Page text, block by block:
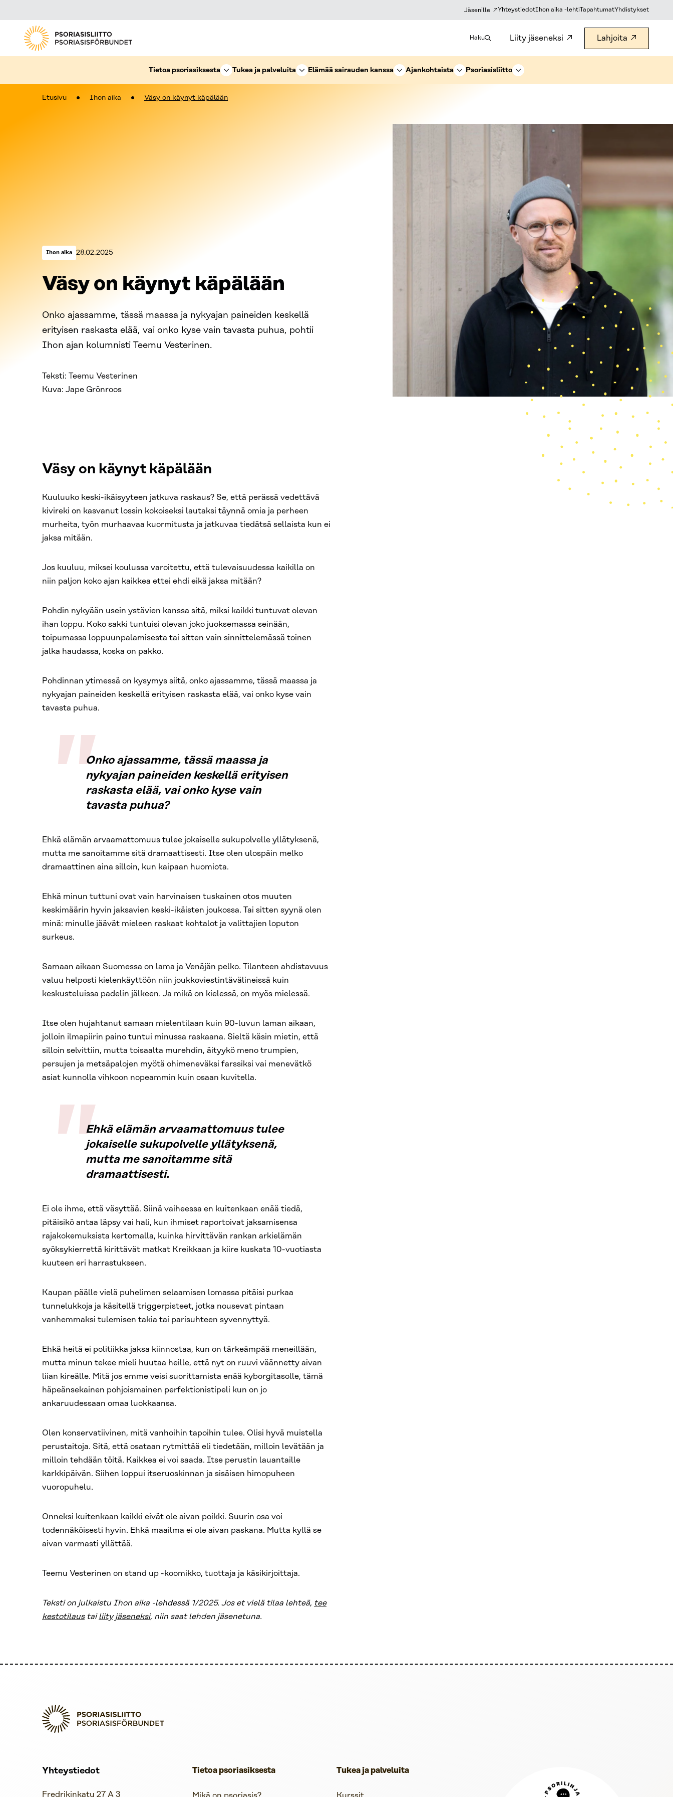
Jäsenille YhteystiedotIhon aika -lehtiTapahtumatYhdistykset
Haku Liity jäseneksi Lahjoita
Tietoa psoriasiksesta Tukea ja palveluita Elämää sairauden kanssa Ajankohtaista Psoriasisliitto
Etusivu Ihon aika Väsy on käynyt käpälään
Kategoriat:
Ihon aika Julkaistu:
28.02.2025
Väsy on käynyt käpälään
Onko ajassamme, tässä maassa ja nykyajan paineiden keskellä
erityisen raskasta elää, vai onko kyse vain tavasta puhua, pohtii
Ihon ajan kolumnisti Teemu Vesterinen.
Teksti: Teemu Vesterinen
Kuva: Jape Grönroos
Väsy on käynyt käpälään
Kuuluuko keski-ikäisyyteen jatkuva raskaus? Se, että perässä vedettävä
kivireki on kasvanut lossin kokoiseksi lautaksi täynnä omia ja perheen
murheita, työn murhaavaa kuormitusta ja jatkuvaa tiedätsä sellaista kun ei
jaksa mitään.
Jos kuuluu, miksei koulussa varoitettu, että tulevaisuudessa kaikilla on
niin paljon koko ajan kaikkea ettei ehdi eikä jaksa mitään?
Pohdin nykyään usein ystävien kanssa sitä, miksi kaikki tuntuvat olevan
ihan loppu. Koko sakki tuntuisi olevan joko juoksemassa seinään,
toipumassa loppuunpalamisesta tai sitten vain sinnittelemässä toinen
jalka haudassa, koska on pakko.
Pohdinnan ytimessä on kysymys siitä, onko ajassamme, tässä maassa ja
nykyajan paineiden keskellä erityisen raskasta elää, vai onko kyse vain
tavasta puhua.
Onko ajassamme, tässä maassa ja
nykyajan paineiden keskellä erityisen
raskasta elää, vai onko kyse vain
tavasta puhua?
Ehkä elämän arvaamattomuus tulee jokaiselle sukupolvelle yllätyksenä,
mutta me sanoitamme sitä dramaattisesti. Itse olen ulospäin melko
dramaattinen aina silloin, kun kaipaan huomiota.
Ehkä minun tuttuni ovat vain harvinaisen tuskainen otos muuten
keskimäärin hyvin jaksavien keski-ikäisten joukossa. Tai sitten syynä olen
minä: minulle jäävät mieleen raskaat kohtalot ja valittajien loputon
surkeus.
Samaan aikaan Suomessa on lama ja Venäjän pelko. Tilanteen ahdistavuus
valuu helposti kielenkäyttöön niin joukkoviestintävälineissä kuin
keskusteluissa padelin jälkeen. Ja mikä on kielessä, on myös mielessä.
Itse olen hujahtanut samaan mielentilaan kuin 90-luvun laman aikaan,
jolloin ilmapiirin paino tuntui minussa raskaana. Sieltä käsin mietin, että
silloin selvittiin, mutta toisaalta murehdin, äityykö meno trumpien,
persujen ja metsäpalojen myötä ohimeneväksi farssiksi vai menevätkö
asiat kunnolla vihkoon nopeammin kuin osaan kuvitella.
Ehkä elämän arvaamattomuus tulee
jokaiselle sukupolvelle yllätyksenä,
mutta me sanoitamme sitä
dramaattisesti.
Ei ole ihme, että väsyttää. Siinä vaiheessa en kuitenkaan enää tiedä,
pitäisikö antaa läpsy vai hali, kun ihmiset raportoivat jaksamisensa
rajakokemuksista kertomalla, kuinka hirvittävän rankan arkielämän
syöksykierrettä kirittävät matkat Kreikkaan ja kiire kuskata 10-vuotiasta
kuuteen eri harrastukseen.
Kaupan päälle vielä puhelimen selaamisen lomassa pitäisi purkaa
tunnelukkoja ja käsitellä triggerpisteet, jotka nousevat pintaan
vanhemmaksi tulemisen takia tai parisuhteen syvennyttyä.
Ehkä heitä ei politiikka jaksa kiinnostaa, kun on tärkeämpää meneillään,
mutta minun tekee mieli huutaa heille, että nyt on ruuvi väännetty aivan
liian kireälle. Mitä jos emme veisi suorittamista enää kyborgitasolle, tämä
häpeänsekainen pohjoismainen perfektionistipeli kun on jo
ankaruudessaan omaa luokkaansa.
Olen konservatiivinen, mitä vanhoihin tapoihin tulee. Olisi hyvä muistella
perustaitoja. Sitä, että osataan rytmittää eli tiedetään, milloin levätään ja
milloin tehdään töitä. Kaikkea ei voi saada. Itse perustin lauantaille
karkkipäivän. Siihen loppui itseruoskinnan ja sisäisen himopuheen
vuoropuhelu.
Onneksi kuitenkaan kaikki eivät ole aivan poikki. Suurin osa voi
todennäköisesti hyvin. Ehkä maailma ei ole aivan paskana. Mutta kyllä se
aivan varmasti yllättää.
Teemu Vesterinen on stand up -koomikko, tuottaja ja käsikirjoittaja.
Teksti on julkaistu Ihon aika -lehdessä 1/2025. Jos et vielä tilaa lehteä, tee
kestotilaustailiity jäseneksi, niin saat lehden jäsenetuna.
Yhteystiedot
Fredrikinkatu 27 A 3
Tietoa psoriasiksesta Tukea ja palveluita